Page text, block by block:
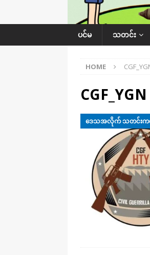
အလို
[
ဒေ
ပင်မ သတင်း
HOME
CGF_YGN
ဒေသအလိုက် သတင်းက